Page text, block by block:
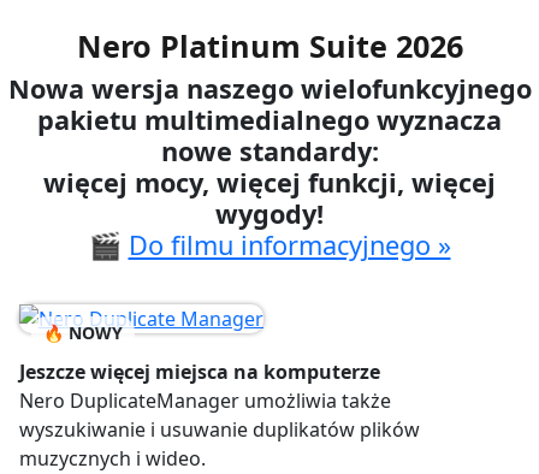
Nero Platinum Suite 2026
Nowa wersja naszego wielofunkcyjnego
pakietu multimedialnego wyznacza
nowe standardy:
więcej mocy, więcej funkcji, więcej
wygody!
🎬 Do filmu informacyjnego »
🔥 NOWY
Jeszcze więcej miejsca na komputerze
Nero DuplicateManager umożliwia także
wyszukiwanie i usuwanie duplikatów plików
muzycznych i wideo.